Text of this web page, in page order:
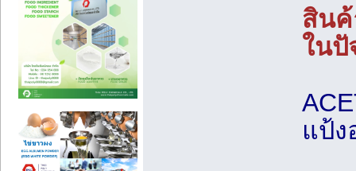
สินค้
ในปั
แป้ง